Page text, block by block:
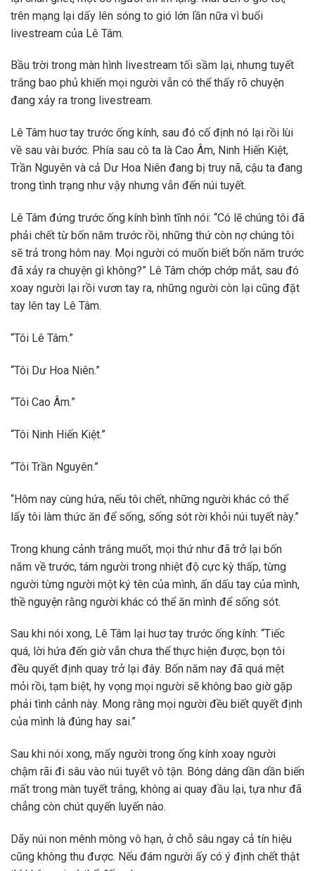
trên mạng lại dấy lên sóng to gió lớn lần nữa vì buổi
livestream của Lê Tâm.
Bầu trời trong màn hình livestream tối sầm lại, nhưng tuyết
trắng bao phủ khiến mọi người vẫn có thể thấy rõ chuyện
đang xảy ra trong livestream.
Lê Tâm huơ tay trước ống kính, sau đó cố định nó lại rồi lùi
về sau vài bước. Phía sau cô ta là Cao Âm, Ninh Hiến Kiệt,
Trần Nguyên và cả Dư Hoa Niên đang bị truy nã, cậu ta đang
trong tình trạng như vậy nhưng vẫn đến núi tuyết.
Lê Tâm đứng trước ống kính bình tĩnh nói: “Có lẽ chúng tôi đã
phải chết từ bốn năm trước rồi, những thứ còn nợ chúng tôi
sẽ trả trong hôm nay. Mọi người có muốn biết bốn năm trước
đã xảy ra chuyện gì không?” Lê Tâm chớp chớp mắt, sau đó
xoay người lại rồi vươn tay ra, những người còn lại cũng đặt
tay lên tay Lê Tâm.
“Tôi Lê Tâm.”
“Tôi Dư Hoa Niên.”
“Tôi Cao Âm.”
“Tôi Ninh Hiến Kiệt.”
“Tôi Trần Nguyên.”
“Hôm nay cùng hứa, nếu tôi chết, những người khác có thể
lấy tôi làm thức ăn để sống, sống sót rời khỏi núi tuyết này.”
Trong khung cảnh trắng muốt, mọi thứ như đã trở lại bốn
năm về trước, tám người trong nhiệt độ cực kỳ thấp, từng
người từng người một ký tên của mình, ấn dấu tay của mình,
thề nguyện rằng người khác có thể ăn mình để sống sót.
Sau khi nói xong, Lê Tâm lại huơ tay trước ống kính: “Tiếc
quá, lời hứa đến giờ vẫn chưa thể thực hiện được, bọn tôi
đều quyết định quay trở lại đây. Bốn năm nay đã quá mệt
mỏi rồi, tạm biệt, hy vọng mọi người sẽ không bao giờ gặp
phải tình cảnh này. Mong rằng mọi người đều biết quyết định
của mình là đúng hay sai.”
Sau khi nói xong, mấy người trong ống kính xoay người
chậm rãi đi sâu vào núi tuyết vô tận. Bóng dáng dần dần biến
mất trong màn tuyết trắng, không ai quay đầu lại, tựa như đã
chẳng còn chút quyến luyến nào.
Dãy núi non mênh mông vô hạn, ở chỗ sâu ngay cả tín hiệu
cũng không thu được. Nếu đám người ấy có ý định chết thật